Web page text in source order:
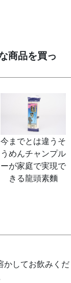
商品を買っ
今までとは違うそ
うめんチャンプル
ーが家庭で実現で
きる龍頭素麵
かしてお飲みくだ